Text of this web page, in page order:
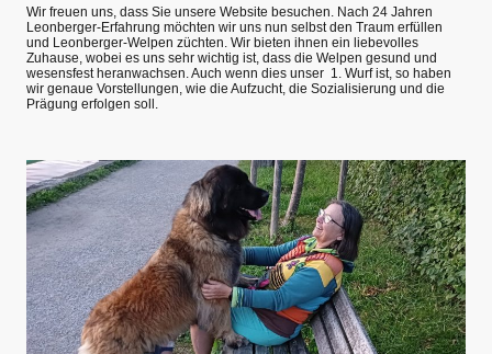
Wir freuen uns, dass Sie unsere Website besuchen. Nach 24 Jahren
Leonberger-Erfahrung möchten wir uns nun selbst den Traum erfüllen
und Leonberger-Welpen züchten. Wir bieten ihnen ein liebevolles
Zuhause, wobei es uns sehr wichtig ist, dass die Welpen gesund und
wesensfest heranwachsen. Auch wenn dies unser 1. Wurf ist, so haben
wir genaue Vorstellungen, wie die Aufzucht, die Sozialisierung und die
Prägung erfolgen soll.